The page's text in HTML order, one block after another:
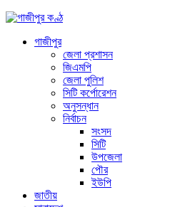
গাজীপুর
জেলা প্রশাসন
জিএমপি
জেলা পুলিশ
সিটি কর্পোরেশন
অনুসন্ধান
নির্বাচন
সংসদ
সিটি
উপজেলা
পৌর
ইউপি
জাতীয়